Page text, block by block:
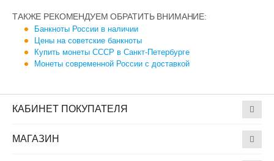
ТАКЖЕ РЕКОМЕНДУЕМ ОБРАТИТЬ ВНИМАНИЕ:
Банкноты России в наличии
Цены на советские банкноты
Купить монеты СССР в Санкт-Петербурге
Монеты современной России с доставкой
КАБИНЕТ ПОКУПАТЕЛЯ
МАГАЗИН